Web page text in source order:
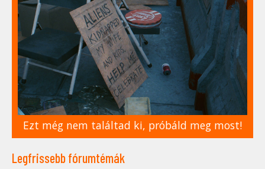
Ezt még nem találtad ki, próbáld meg most!
Legfrissebb fórumtémák